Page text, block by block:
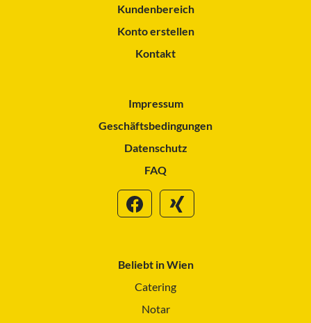
Kundenbereich
Konto erstellen
Kontakt
Impressum
Geschäftsbedingungen
Datenschutz
FAQ
Beliebt in Wien
Catering
Notar